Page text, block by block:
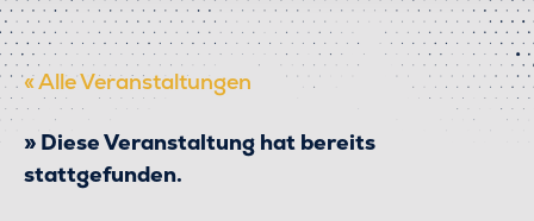
« Alle Veranstaltungen
Diese Veranstaltung hat bereits
stattgefunden.